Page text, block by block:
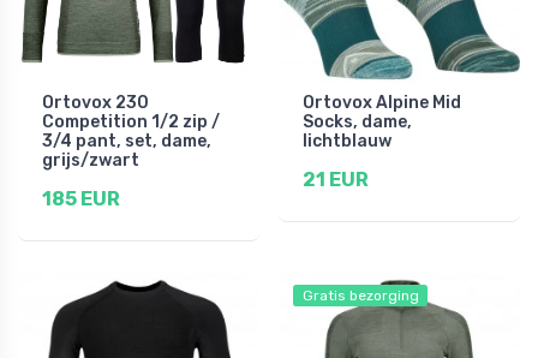
Ortovox 230
Competition 1/2 zip /
3/4 pant, set, dame,
grijs/zwart
185 EUR
Ortovox Alpine Mid
Socks, dame,
lichtblauw
21 EUR
Gratis bezorging